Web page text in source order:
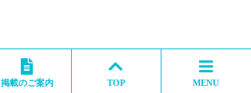
掲載のご案内 TOP MENU